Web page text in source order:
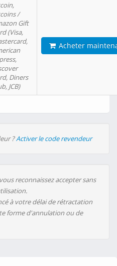
/
Gift
(Visa,
Diners
JCB)
Acheter
?Activer le code revendeur
reconnaissez accepter sans
à votre délai de rétractation
forme d'annulation ou de